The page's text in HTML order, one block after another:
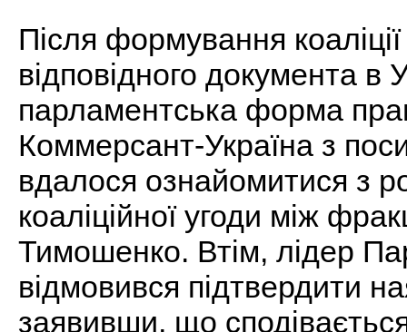
Після формування
відповідного документа в
парламентська форма
Коммерсант-Україна з
вдалося ознайомитися з
коаліційної угоди між
Тимошенко. Втім, лідер
відмовився підтвердити
заявивши, що